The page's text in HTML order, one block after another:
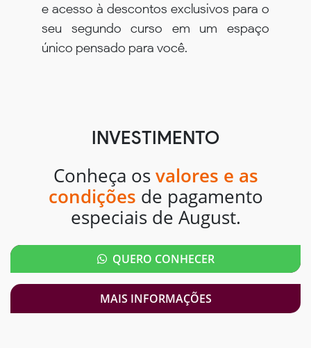
e acesso à descontos exclusivos para o
seu segundo curso em um espaço
único pensado para você.
INVESTIMENTO
Conheça os valores e as
condições de pagamento
especiais de August.
QUERO CONHECER
MAIS INFORMAÇÕES